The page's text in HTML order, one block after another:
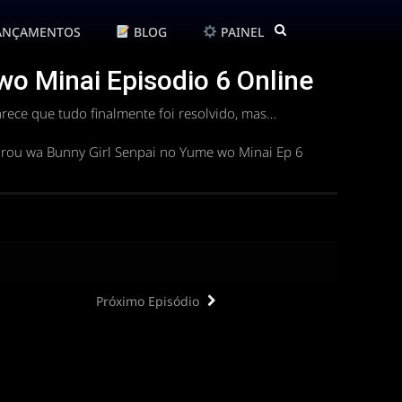
BLOG PAINEL
Minai Episodio 6 Online
que tudo finalmente foi resolvido, mas…
wa Bunny Girl Senpai no Yume wo Minai Ep 6
Próximo Episódio